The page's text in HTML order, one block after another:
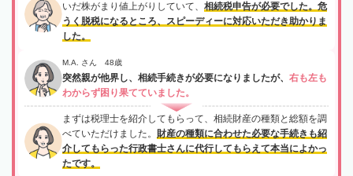
いだ株がまり値上がりしていて、 相続税申告が必要でした。危
うく脱税になるところ、スピーディーに対応いただき助かりま
した。
M.A. さん 48歳
突然親が他界し、相続手続きが必要になりましたが、 右も左も
わからず困り果てていました。
まずは税理士を紹介してもらって、相続財産の種類と総額を調
べていただけました。 財産の種類に合わせた必要な手続きも紹
介してもらった行政書士さんに代行してもらえて本当によかっ
たです。